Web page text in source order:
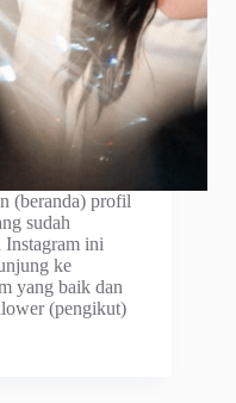
(beranda) profil
sudah
Instagram ini
ke
yang baik dan
(pengikut)